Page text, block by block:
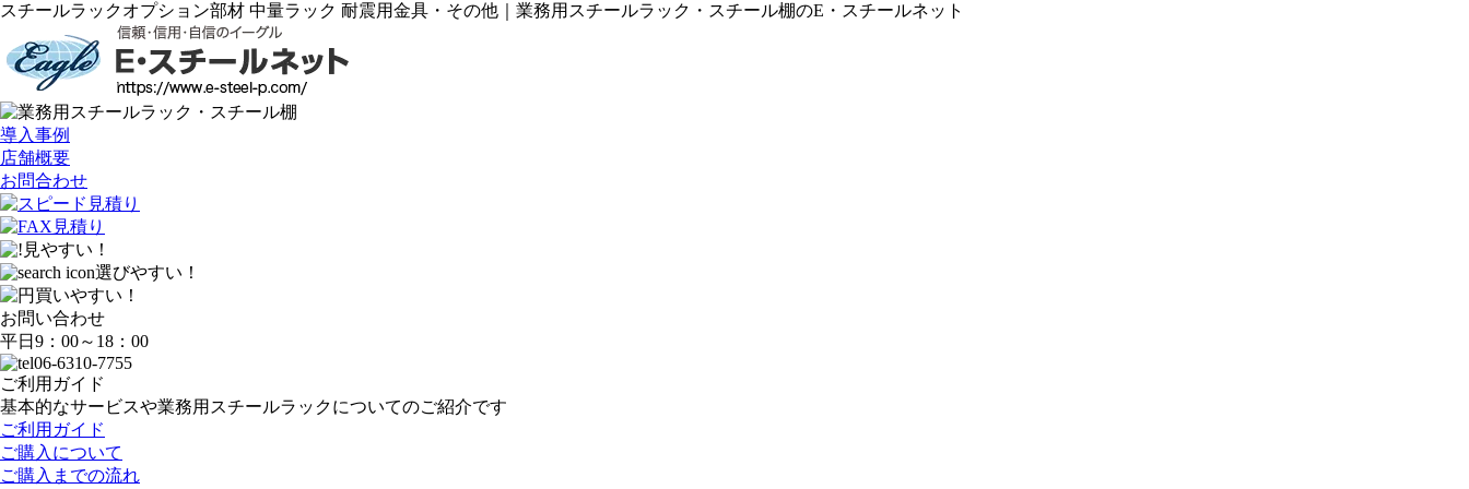
スチールラックオプション部材 中量ラック 耐震用金具・その他｜業務用スチールラック・スチール棚のE・スチールネット
導入事例
店舗概要
お問合わせ
見やすい！
選びやすい！
買いやすい！
お問い合わせ
平日9：00～18：00
06-6310-7755
ご利用ガイド
基本的なサービスや業務用スチールラックについてのご紹介です
ご利用ガイド
ご購入について
ご購入までの流れ